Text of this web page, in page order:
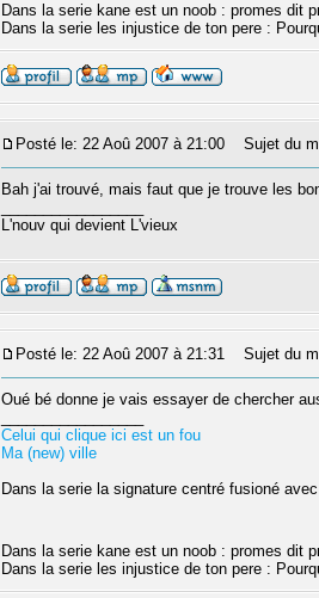
Dans la serie kane est un noob : promes dit
Dans la serie les injustice de ton pere :
Posté le: 22 Aoû 2007 à 21:00 Sujet du
Bah j'ai trouvé, mais faut que je trouve les
L'nouv qui devient L'vieux
Posté le: 22 Aoû 2007 à 21:31 Sujet du
Oué bé donne je vais essayer de chercher
Celui qui clique ici est un fou
Ma (new) ville
Dans la serie la signature centré fusioné
Dans la serie kane est un noob : promes dit
Dans la serie les injustice de ton pere :